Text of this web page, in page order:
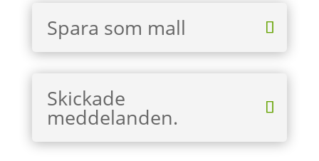
Spara som mall
Skickade
meddelanden.